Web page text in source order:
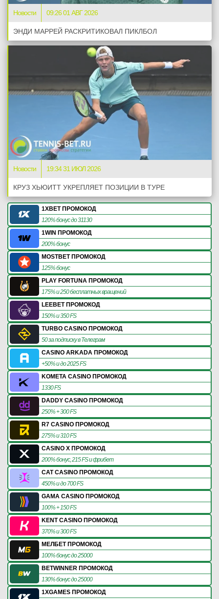
Новости 09:26 01 АВГ 2026
ЭНДИ МАРРЕЙ РАСКРИТИКОВАЛ ПИКЛБОЛ
Новости 19:34 31 ИЮЛ 2026
КРУЗ ХЬЮИТТ УКРЕПЛЯЕТ ПОЗИЦИИ В ТУРЕ
1XBET ПРОМОКОД
120% бонус до 31130
1WIN ПРОМОКОД
200% бонус
MOSTBET ПРОМОКОД
125% бонус
PLAY FORTUNA ПРОМОКОД
175% и 250 бесплатных вращений
LEEBET ПРОМОКОД
150% и 350 FS
TURBO CASINO ПРОМОКОД
50 за подписку в Телеграм
CASINO ARKADA ПРОМОКОД
+50% и до 2025 FS
KOMETA CASINO ПРОМОКОД
1330 FS
DADDY CASINO ПРОМОКОД
250% + 300 FS
R7 CASINO ПРОМОКОД
275% и 310 FS
CASINO X ПРОМОКОД
200% бонус, 215 FS и фрибет
CAT CASINO ПРОМОКОД
450% и до 700 FS
GAMA CASINO ПРОМОКОД
100% + 150 FS
KENT CASINO ПРОМОКОД
370% и 300 FS
МЕЛБЕТ ПРОМОКОД
100% бонус до 25000
BETWINNER ПРОМОКОД
130% бонус до 25000
1XGAMES ПРОМОКОД